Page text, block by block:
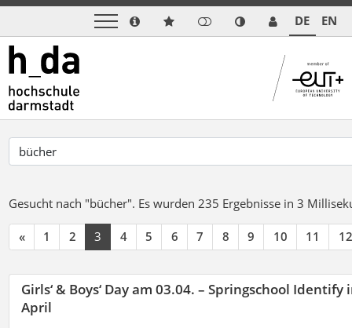
DE EN
Gesucht nach "bücher". Es wurden 235 Ergebnisse in 3
« 1 2 3 4 5 6 7 8 9 10 11 12
Girls‘ & Boys‘ Day am 03.04. – Springschool
April